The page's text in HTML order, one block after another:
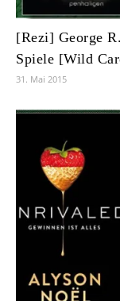
[Rezi] George
Spiele [Wild
31. Mai 2015